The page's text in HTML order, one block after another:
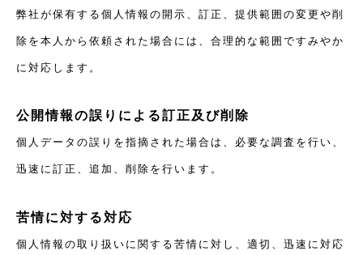
弊社が保有する個人情報の開示、訂正、提供範囲の変更や削
除を本人から依頼された場合には、合理的な範囲ですみやか
に対応します。
公開情報の誤りによる訂正及び削除
個人データの誤りを指摘された場合は、必要な調査を行い、
迅速に訂正、追加、削除を行います。
苦情に対する対応
個人情報の取り扱いに関する苦情に対し、適切、迅速に対応